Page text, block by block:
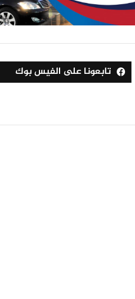
تابعونا على الفيس بوك